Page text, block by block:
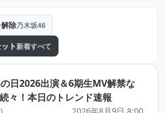
除乃木坂46
ト新着すべて
の日2026出演＆6期生MV解禁な
々！本日のトレンド速報